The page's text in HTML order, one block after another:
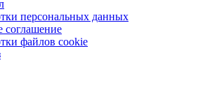
персональных данных
соглашение
файлов cookie